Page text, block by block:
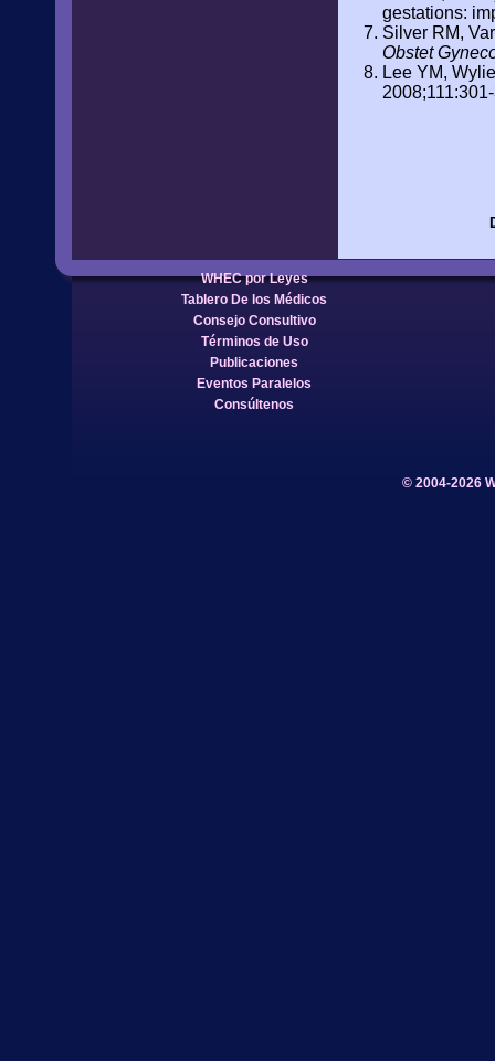
gestations:
Silver RM,
Obstet
Lee YM,
WHEC por Leyes
Tablero De los Médicos
Consejo Consultivo
Términos de Uso
Publicaciones
Eventos Paralelos
Consúltenos
© 2004-2026